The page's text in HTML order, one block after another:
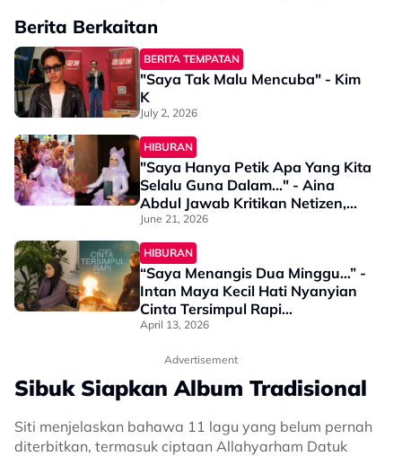
Berita Berkaitan
BERITA TEMPATAN
"Saya Tak Malu Mencuba" - Kim
K
July 2, 2026
HIBURAN
"Saya Hanya Petik Apa Yang Kita
Selalu Guna Dalam..." - Aina
Abdul Jawab Kritikan Netizen,
Guna 'Takda' Dalam Sadis
June 21, 2026
HIBURAN
“Saya Menangis Dua Minggu…” -
Intan Maya Kecil Hati Nyanyian
Cinta Tersimpul Rapi
Dibandingkan Dengan Versi AI
April 13, 2026
Advertisement
Sibuk Siapkan Album Tradisional
Siti menjelaskan bahawa 11 lagu yang belum pernah
diterbitkan, termasuk ciptaan Allahyarham Datuk